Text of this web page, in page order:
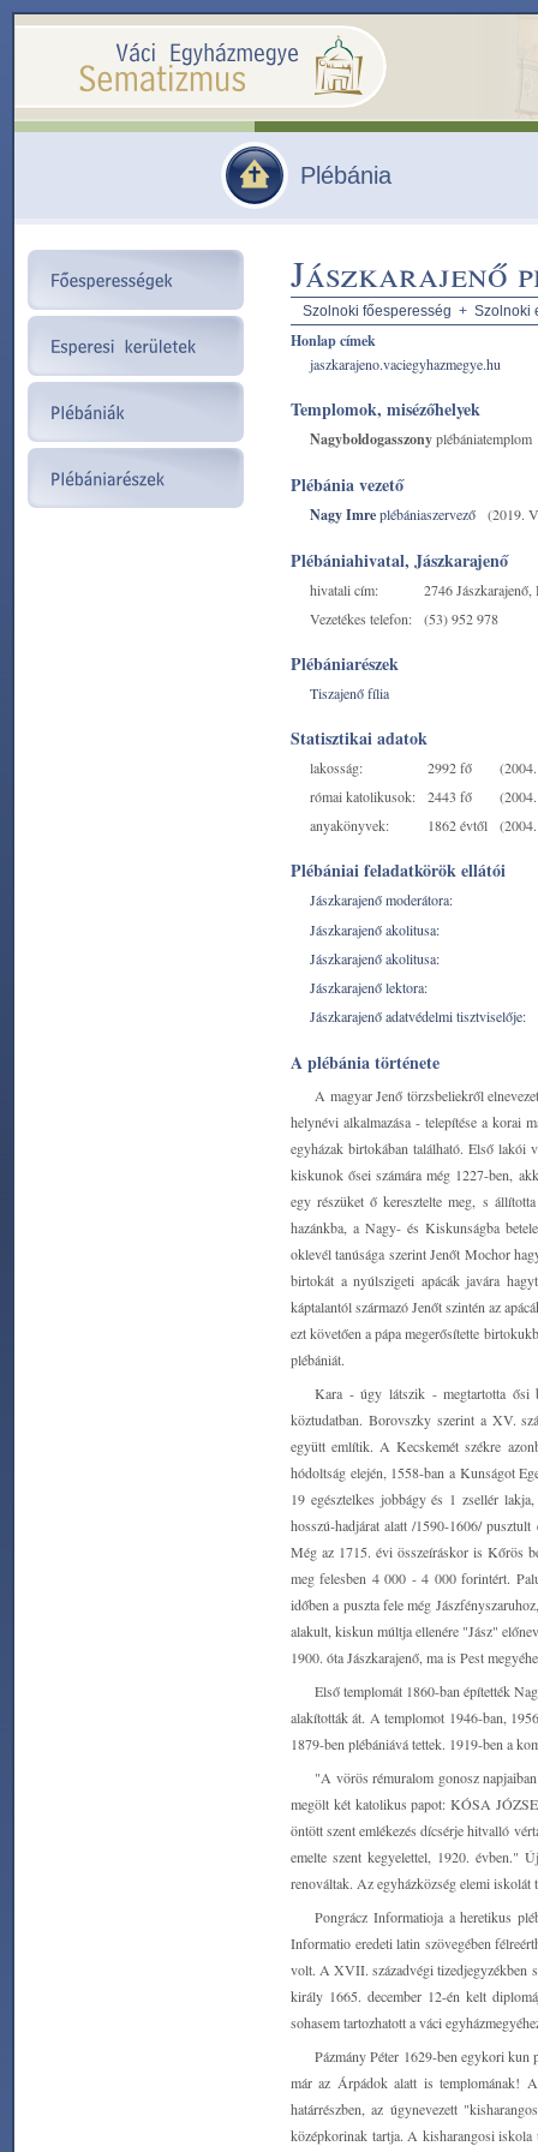
Plébánia
Jászkarajenő
Szolnoki főesperesség + Szolnoki
Honlap címek
jaszkarajeno.vaciegyhazmegye.hu
Templomok, misézőhelyek
Nagyboldogasszonyplébániatemplom
Plébánia vezető
Nagy Imreplébániaszervező (2019.
Plébániahivatal, Jászkarajenő
hivatali cím:
2746
Vezetékes telefon:
(53) 952 978
Plébániarészek
Tiszajenő fília
Statisztikai adatok
lakosság: 2992 fő
római katolikusok:
2443 fő
anyakönyvek:
1862 évtől
Plébániai feladatkörök ellátói
Jászkarajenő moderátora:
Jászkarajenő akolitusa:
Jászkarajenő akolitusa:
Jászkarajenő lektora:
Jászkarajenő adatvédelmi tisztviselője:
A plébánia története
A magyar Jenő törzsbeliekről
helynévi alkalmazása - telepítése a korai
egyházak birtokában található. Első lakói
kiskunok ősei számára még 1227-ben,
egy részüket ő keresztelte meg, s
hazánkba, a Nagy- és Kiskunságba
oklevél tanúsága szerint Jenőt Mochor
birtokát a nyúlszigeti apácák javára
káptalantól származó Jenőt szintén az
ezt követően a pápa megerősítette
plébániát.
Kara - úgy látszik - megtartotta ősi
köztudatban. Borovszky szerint a XV.
együtt említik. A Kecskemét székre
hódoltság elején, 1558-ban a Kunságot
19 egésztelkes jobbágy és 1 zsellér
hosszú-hadjárat alatt /1590-1606/
Még az 1715. évi összeíráskor is Kőrös
meg felesben 4 000 - 4 000 forintért.
időben a puszta fele még
alakult, kiskun múltja ellenére "Jász"
1900. óta Jászkarajenő, ma is Pest
Első templomát 1860-ban építették
alakították át. A templomot 1946-ban,
1879-ben plébániává tettek. 1919-ben a
"A vörös rémuralom gonosz
megölt két katolikus papot: KÓSA
öntött szent emlékezés dícsérje hitvalló
emelte szent kegyelettel, 1920. évben."
renováltak. Az egyházközség elemi
Pongrácz Informatioja a heretikus
Informatio eredeti latin szövegében
volt. A XVII. századvégi tizedjegyzékben
király 1665. december 12-én kelt
sohasem tartozhatott a váci
Pázmány Péter 1629-ben egykori kun
már az Árpádok alatt is templomának!
határrészben, az úgynevezett
középkorinak tartja. A kisharangosi iskola